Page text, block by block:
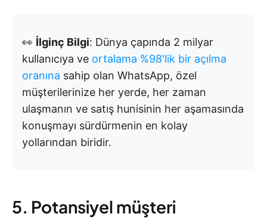
👀 İlginç Bilgi: Dünya çapında 2 milyar
kullanıcıya ve ortalama %98'lik bir açılma
oranına sahip olan WhatsApp, özel
müşterilerinize her yerde, her zaman
ulaşmanın ve satış hunisinin her aşamasında
konuşmayı sürdürmenin en kolay
yollarından biridir.
5. Potansiyel müşteri